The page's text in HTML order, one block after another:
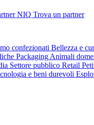
NIQ Trova un partner
confezionati Bellezza e
PackagingAnimali
Settore pubblico Retail
e beni durevoli